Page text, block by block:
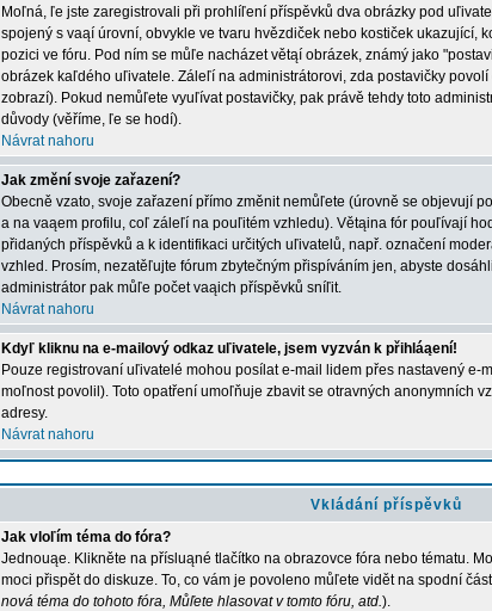
Moľná, ľe jste zaregistrovali při prohlíľení příspěvků dva obrázky pod
spojený s vaąí úrovní, obvykle ve tvaru hvězdiček nebo kostiček ukazující,
pozici ve fóru. Pod ním se můľe nacházet větąí obrázek, známý jako
obrázek kaľdého uľivatele. Záleľí na administrátorovi, zda postavičky
zobrazí). Pokud nemůľete vyuľívat postavičky, pak právě tehdy toto
důvody (věříme, ľe se hodí).
Návrat nahoru
Jak změní svoje zařazení?
Obecně vzato, svoje zařazení přímo změnit nemůľete (úrovně se objevují
a na vaąem profilu, coľ záleľí na pouľitém vzhledu). Větąina fór pouľívají
přidaných příspěvků a k identifikaci určitých uľivatelů, např. označení
vzhled. Prosím, nezatěľujte fórum zbytečným přispíváním jen, abyste
administrátor pak můľe počet vaąich příspěvků sníľit.
Návrat nahoru
Kdyľ kliknu na e-mailový odkaz uľivatele, jsem vyzván k přihláąení!
Pouze registrovaní uľivatelé mohou posílat e-mail lidem přes nastavený e-
moľnost povolil). Toto opatření umoľňuje zbavit se otravných anonymních
adresy.
Návrat nahoru
Vkládání příspěvků
Jak vloľím téma do fóra?
Jednouąe. Klikněte na přísluąné tlačítko na obrazovce fóra nebo tématu.
moci přispět do diskuze. To, co vám je povoleno můľete vidět na spodní
nová téma do tohoto fóra, Můľete hlasovat v tomto fóru, atd.).